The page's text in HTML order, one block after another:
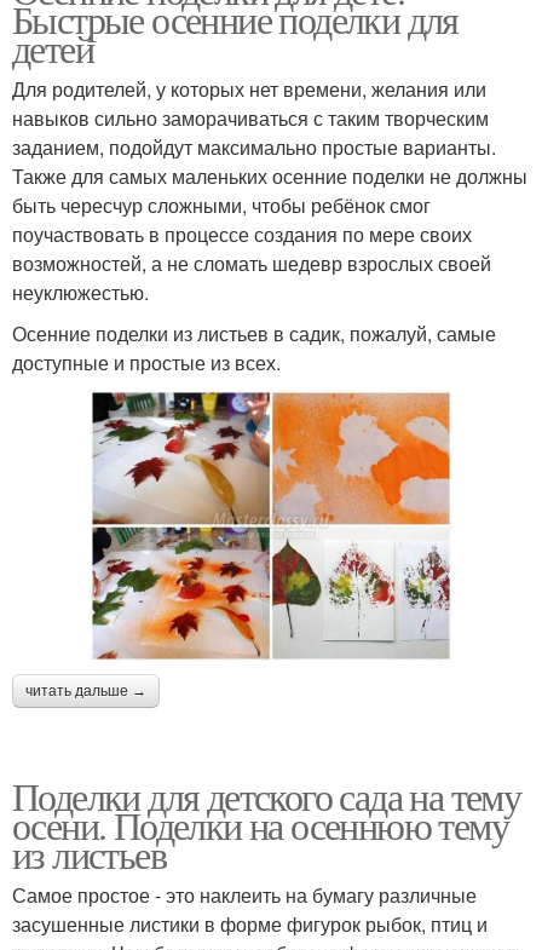
Быстрые осенние поделки для
детей
Для родителей, у которых нет времени, желания или
навыков сильно заморачиваться с таким творческим
заданием, подойдут максимально простые варианты.
Также для самых маленьких осенние поделки не должны
быть чересчур сложными, чтобы ребёнок смог
поучаствовать в процессе создания по мере своих
возможностей, а не сломать шедевр взрослых своей
неуклюжестью.
Осенние поделки из листьев в садик, пожалуй, самые
доступные и простые из всех.
читать дальше →
Поделки для детского сада на тему
осени. Поделки на осеннюю тему
из листьев
Самое простое - это наклеить на бумагу различные
засушенные листики в форме фигурок рыбок, птиц и